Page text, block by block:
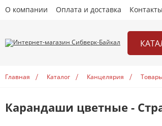
О компании Оплата и доставка Контакты
Книги
Главная Каталог Канцелярия
Карандаши цветные -